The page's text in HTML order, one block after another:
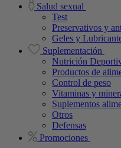
Salud sexual
Test
Preservativos y
Geles y
Suplementación
Nutrición
Productos de
Control de peso
Vitaminas y
Suplementos
Otros
Defensas
Promociones